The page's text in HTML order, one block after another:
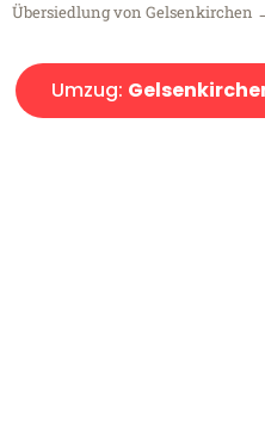
Übersiedlung von Gelsenkirchen
Umzug: